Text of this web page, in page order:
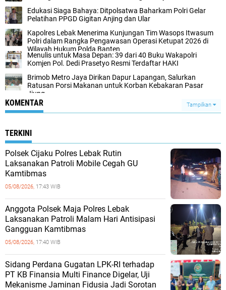
Edukasi Siaga Bahaya: Ditpolsatwa Baharkam Polri Gelar
Pelatihan PPGD Gigitan Anjing dan Ular
Kapolres Lebak Menerima Kunjungan Tim Wasops Itwasum
Polri dalam Rangka Pengawasan Operasi Ketupat 2026 di
Wilayah Hukum Polda Banten
Menulis untuk Masa Depan: 39 dari 40 Buku Wakapolri
Komjen Pol. Dedi Prasetyo Resmi Terdaftar HAKI
Brimob Metro Jaya Dirikan Dapur Lapangan, Salurkan
Ratusan Porsi Makanan untuk Korban Kebakaran Pasar
Jiung
KOMENTAR Tampilkan
TERKINI
Polsek Cijaku Polres Lebak Rutin
Laksanakan Patroli Mobile Cegah GU
Kamtibmas
05/08/2026, 17:43 WIB
Anggota Polsek Maja Polres Lebak
Laksanakan Patroli Malam Hari Antisipasi
Gangguan Kamtibmas
05/08/2026, 17:40 WIB
Sidang Perdana Gugatan LPK-RI terhadap
PT KB Finansia Multi Finance Digelar, Uji
Mekanisme Jaminan Fidusia Jadi Sorotan